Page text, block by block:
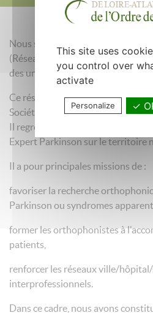
Nous sommes 3 orthophonistes,
(Réseau national des
des unités Mouvements
Ce réseau a été créé fin 2023 sous
Société Francophone des
Il regroupe les orthophonistes
Expert Parkinson sur le territoire
Il a pour principales
favoriser la recherche
Parkinson ou syndromes
former les orthophonistes à
patients,
renforcer les réseaux ville/
interprofessionnels.
Dans ce cadre, nous avons
This site uses
you control over
activate
Personalize